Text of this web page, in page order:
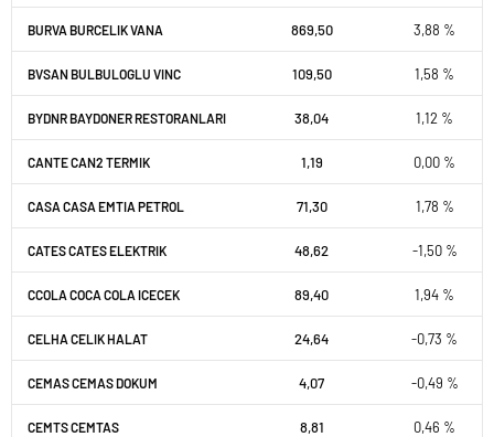
BURVA BURCELIK VANA 869,50 3,88 %
BVSAN BULBULOGLU VINC 109,50 1,58 %
BYDNR BAYDONER RESTORANLARI 38,04 1,12 %
CANTE CAN2 TERMIK 1,19 0,00 %
CASA CASA EMTIA PETROL 71,30 1,78 %
CATES CATES ELEKTRIK 48,62 -1,50 %
CCOLA COCA COLA ICECEK 89,40 1,94 %
CELHA CELIK HALAT 24,64 -0,73 %
CEMAS CEMAS DOKUM 4,07 -0,49 %
CEMTS CEMTAS 8,81 0,46 %